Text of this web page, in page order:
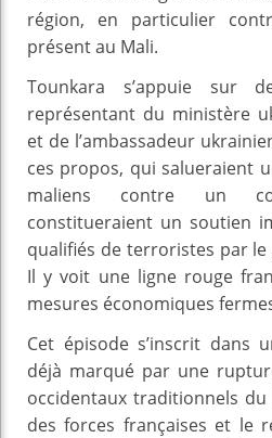
région, en particulier
présent au Mali.
Tounkara s’appuie sur
représentant du ministère
et de l’ambassadeur
ces propos, qui salueraient
maliens contre un
constitueraient un soutien
qualifiés de terroristes par
Il y voit une ligne rouge
mesures économiques
Cet épisode s’inscrit dans
déjà marqué par une
occidentaux traditionnels
des forces françaises et le